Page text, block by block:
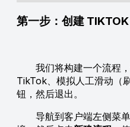
第一步：创建
我们将构建一个流程，
TikTok、模拟人工滑动（
钮，然后退出。
导航到客户端左侧菜单